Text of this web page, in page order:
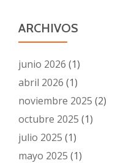
ARCHIVOS
junio 2026 (1)
abril 2026 (1)
noviembre 2025 (2)
octubre 2025 (1)
julio 2025 (1)
mayo 2025 (1)